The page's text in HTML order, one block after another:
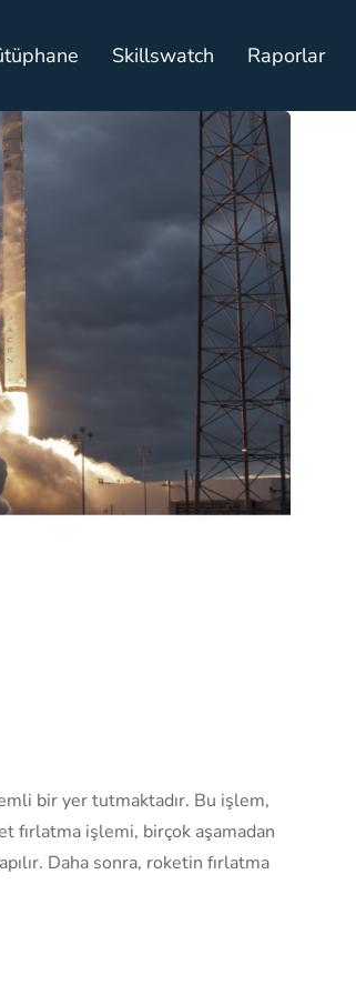
Skillswatch Raporlar
bir yer tutmaktadır. Bu işlem,
fırlatma işlemi, birçok aşamadan
Daha sonra, roketin fırlatma